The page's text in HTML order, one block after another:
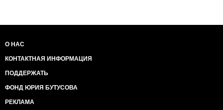
О НАС
КОНТАКТНАЯ ИНФОРМАЦИЯ
ПОДДЕРЖАТЬ
ФОНД ЮРИЯ БУТУСОВА
РЕКЛАМА